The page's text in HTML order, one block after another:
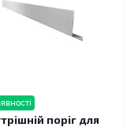
поріг для